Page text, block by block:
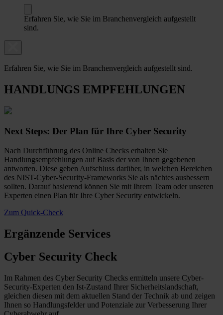
Erfahren Sie, wie Sie im Branchenvergleich aufgestellt
sind.
Erfahren Sie, wie Sie im Branchenvergleich aufgestellt sind.
HANDLUNGS EMPFEHLUNGEN
Next Steps: Der Plan für Ihre Cyber Security
Nach Durchführung des Online Checks erhalten Sie
Handlungsempfehlungen auf Basis der von Ihnen gegebenen
antworten. Diese geben Aufschluss darüber, in welchen Bereichen
des NIST-Cyber-Security-Frameworks Sie als nächtes ausbessern
sollten. Darauf basierend können Sie mit Ihrem Team oder unseren
Experten einen Plan für Ihre Cyber Security entwickeln.
Zum Quick-Check
Ergänzende Services
Cyber Security Check
Im Rahmen des Cyber Security Checks ermitteln unsere Cyber-
Security-Experten den Ist-Zustand Ihrer Sicherheitslandschaft,
gleichen diesen mit dem aktuellen Stand der Technik ab und zeigen
Ihnen so Handlungsfelder und Potenziale zur Verbesserung Ihrer